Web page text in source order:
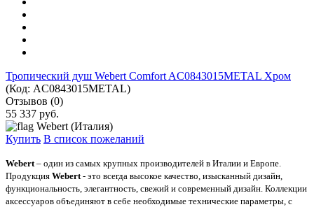
Тропический душ Webert Comfort AC0843015METAL Хром
(Код: AC0843015METAL)
Отзывов (0)
55 337 руб.
Webert (Италия)
Купить В список пожеланий
Webert – один из самых крупных производителей в Италии и Европе.
Продукция Webert - это всегда высокое качество, изысканный дизайн,
функциональность, элегантность, свежий и современный дизайн. Коллекции
аксессуаров объединяют в себе необходимые технические параметры, с